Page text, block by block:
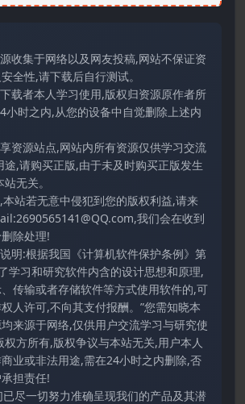
收集于网络以及网友投稿,网站不保证资
全性,请下载后自行测试。
载者本人学习使用,版权归资源原作者所
小时之内,从您的设备中自觉删除上述内
资源站点,网站内所有资源仅供学习交流
途,请购买正版,由于未及时购买正版发生
无关。
站若无意中侵犯到您的版权利益,请来
我们会在收到
除处理!
明:根据我国《计算机软件保护条例》第
学习和研究软件内含的设计思想和原理,
传输或者存储软件等方式使用软件的,可
人许可,不向其支付报酬。”您需知晓本
来源于网络,仅供用户交流学习与研究使
权方所有,版权争议与本站无关,用户本人
业或非法用途,需在24小时之内删除,否
担责任!
尽一切努力准确呈现我们的产品及其潜